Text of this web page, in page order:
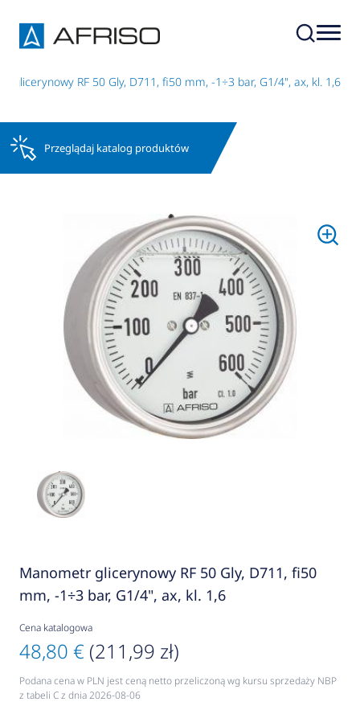
glicerynowy RF 50 Gly, D711, fi50 mm, -1÷3 bar, G1/4", ax, kl. 1,6
Przeglądaj katalog produktów
Manometr glicerynowy RF 50 Gly, D711, fi50
mm, -1÷3 bar, G1/4", ax, kl. 1,6
Cena katalogowa
48,80 € (211,99 zł)
Podana cena w PLN jest ceną netto przeliczoną wg kursu sprzedaży NBP
z tabeli C z dnia 2026-08-06